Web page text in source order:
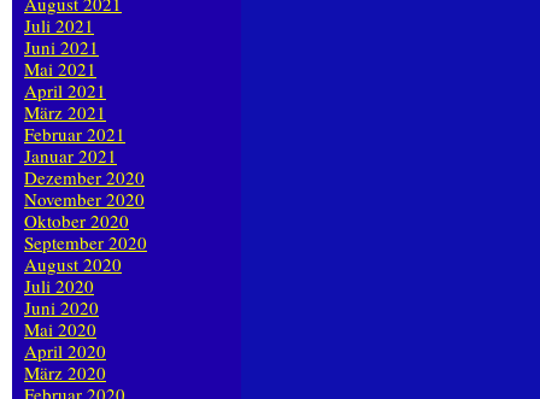
Juli 2021
Juni 2021
Mai 2021
April 2021
März 2021
Februar 2021
Januar 2021
Dezember 2020
November 2020
Oktober 2020
September 2020
August 2020
Juli 2020
Juni 2020
Mai 2020
April 2020
März 2020
Februar 2020